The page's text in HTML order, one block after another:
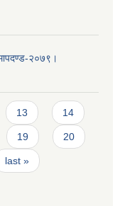
२०७९।
13 14
19 20
last »